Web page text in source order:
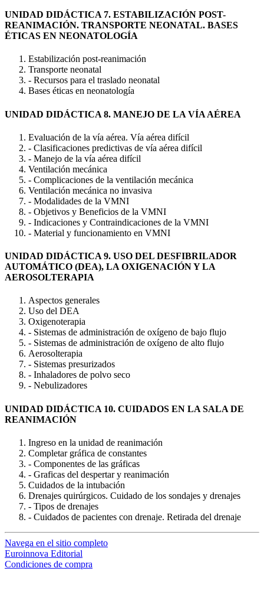
UNIDAD DIDÁCTICA 7. ESTABILIZACIÓN POST-
REANIMACIÓN. TRANSPORTE NEONATAL. BASES
ÉTICAS EN NEONATOLOGÍA
Estabilización post-reanimación
Transporte neonatal
- Recursos para el traslado neonatal
Bases éticas en neonatología
UNIDAD DIDÁCTICA 8. MANEJO DE LA VÍA AÉREA
Evaluación de la vía aérea. Vía aérea difícil
- Clasificaciones predictivas de vía aérea difícil
- Manejo de la vía aérea difícil
Ventilación mecánica
- Complicaciones de la ventilación mecánica
Ventilación mecánica no invasiva
- Modalidades de la VMNI
- Objetivos y Beneficios de la VMNI
- Indicaciones y Contraindicaciones de la VMNI
- Material y funcionamiento en VMNI
UNIDAD DIDÁCTICA 9. USO DEL DESFIBRILADOR
AUTOMÁTICO (DEA), LA OXIGENACIÓN Y LA
AEROSOLTERAPIA
Aspectos generales
Uso del DEA
Oxigenoterapia
- Sistemas de administración de oxígeno de bajo flujo
- Sistemas de administración de oxígeno de alto flujo
Aerosolterapia
- Sistemas presurizados
- Inhaladores de polvo seco
- Nebulizadores
UNIDAD DIDÁCTICA 10. CUIDADOS EN LA SALA DE
REANIMACIÓN
Ingreso en la unidad de reanimación
Completar gráfica de constantes
- Componentes de las gráficas
- Graficas del despertar y reanimación
Cuidados de la intubación
Drenajes quirúrgicos. Cuidado de los sondajes y drenajes
- Tipos de drenajes
- Cuidados de pacientes con drenaje. Retirada del drenaje
Navega en el sitio completo
Euroinnova Editorial
Condiciones de compra